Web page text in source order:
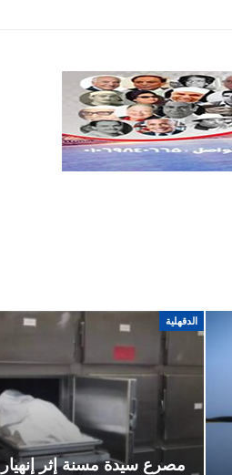
الدقهلية
مصرع سيدة مسنة إثر إنهيار